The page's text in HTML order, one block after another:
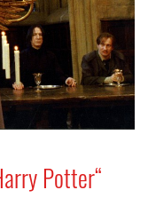
Potter“